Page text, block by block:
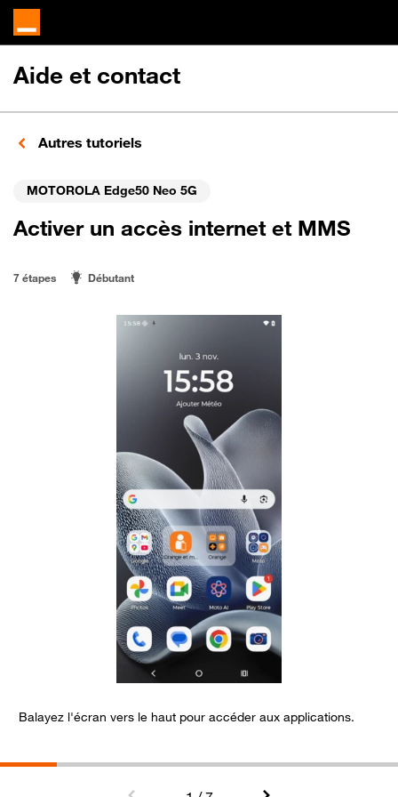
Aide et contact
Autres tutoriels
MOTOROLA Edge50 Neo 5G
Activer un accès internet et MMS
7 étapes Débutant
Balayez l'écran vers le haut pour accéder aux applications.